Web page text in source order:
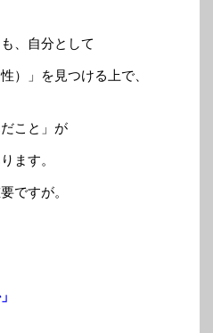
、自分として
）」を見つける上で、
こと」が
ます。
ですが。